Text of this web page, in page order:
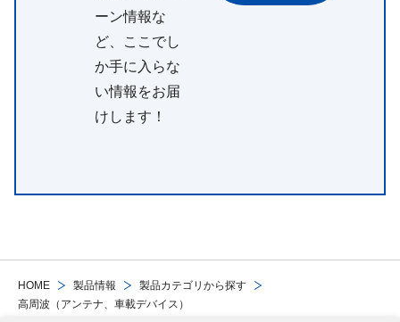
HOME 製品情報
製品カテゴリから探す
高周波（アンテナ、車載デバイス）
ーン情報な
ど、ここでし
か手に入らな
い情報をお届
けします！